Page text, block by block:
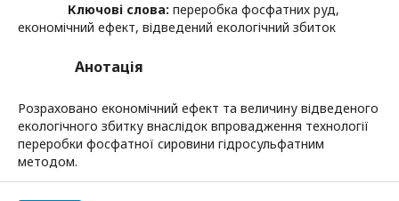
Ключові слова: переробка фосфатних руд,
економічний ефект, відведений екологічний збиток
Анотація
Розраховано економічний ефект та величину відведеного
екологічного збитку внаслідок впровадження технології
переробки фосфатної сировини гідросульфатним
методом.